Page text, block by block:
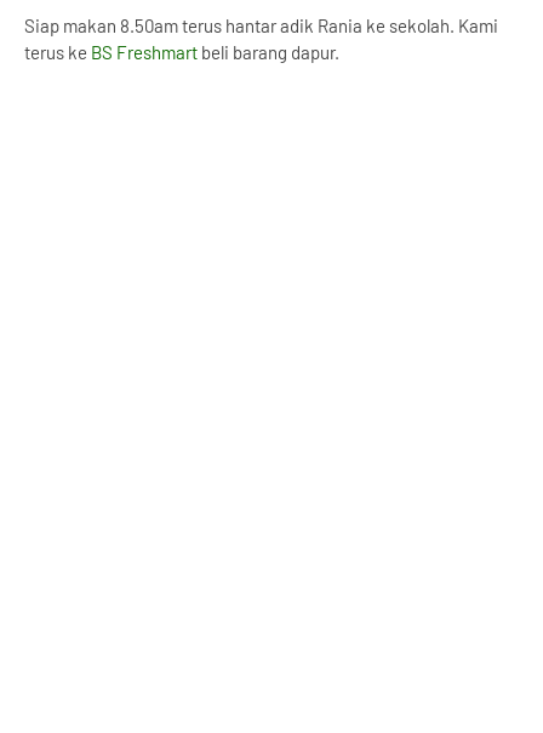
Siap makan 8.50am terus hantar adik Rania ke sekolah. Kami
terus ke BS Freshmart beli barang dapur.